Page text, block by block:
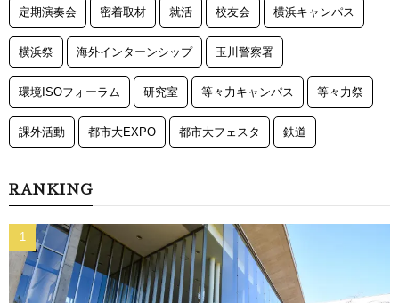
定期演奏会 密着取材 就活 校友会 横浜キャンパス
横浜祭 海外インターンシップ 玉川警察署
環境ISOフォーラム 研究室 等々力キャンパス 等々力祭
課外活動 都市大EXPO 都市大フェスタ 鉄道
RANKING